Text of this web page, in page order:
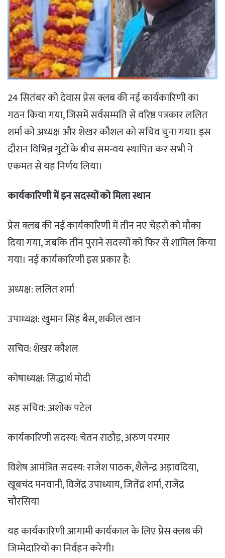
24 सितंबर को देवास प्रेस क्लब की नई कार्यकारिणी का
गठन किया गया, जिसमें सर्वसम्मति से वरिष्ठ पत्रकार ललित
शर्मा को अध्यक्ष और शेखर कौशल को सचिव चुना गया। इस
दौरान विभिन्न गुटों के बीच समन्वय स्थापित कर सभी ने
एकमत से यह निर्णय लिया।
कार्यकारिणी में इन सदस्यों को मिला स्थान
प्रेस क्लब की नई कार्यकारिणी में तीन नए चेहरों को मौका
दिया गया, जबकि तीन पुराने सदस्यों को फिर से शामिल किया
गया। नई कार्यकारिणी इस प्रकार है:
अध्यक्ष: ललित शर्मा
उपाध्यक्ष: खुमान सिंह बैस, शकील खान
सचिव: शेखर कौशल
कोषाध्यक्ष: सिद्धार्थ मोदी
सह सचिव: अशोक पटेल
कार्यकारिणी सदस्य: चेतन राठौड़, अरुण परमार
विशेष आमंत्रित सदस्य: राजेश पाठक, शैलेन्द्र अड़ावदिया,
खूबचंद मनवानी, विजेंद्र उपाध्याय, जितेंद्र शर्मा, राजेंद्र
चौरसिया
यह कार्यकारिणी आगामी कार्यकाल के लिए प्रेस क्लब की
जिम्मेदारियों का निर्वहन करेगी।